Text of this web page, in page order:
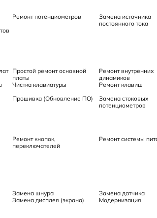
Ремонт потенциометров
Замена источника
постоянного тока
Простой ремонт основной
платы
Ремонт внутренних
динамиков
Чистка клавиатуры
Ремонт клавиш
Прошивка (Обновление ПО)
Замена стоковых
потенциометров
Ремонт кнопок,
переключателей
Ремонт системы
Замена шнура
Замена датчика
Замена дисплея (экрана) Модернизация